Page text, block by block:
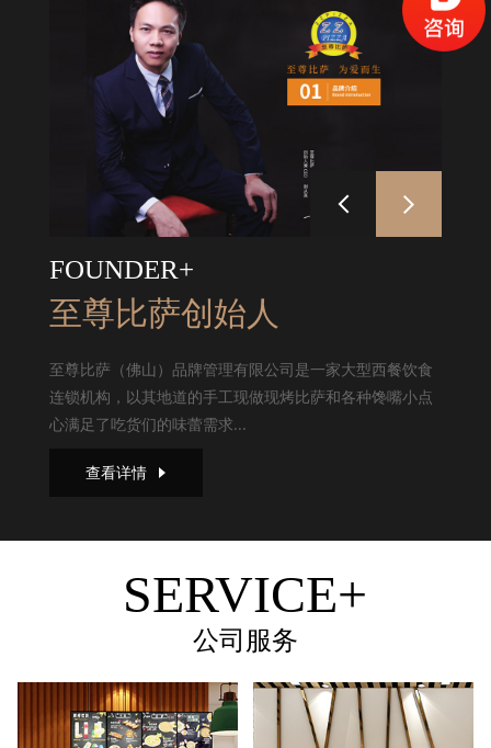
FOUNDER+
至尊比萨创始人
至尊比萨（佛山）品牌管理有限公司是一家大型西餐饮食
连锁机构，以其地道的手工现做现烤比萨和各种馋嘴小点
心满足了吃货们的味蕾需求...
查看详情
SERVICE+
公司服务